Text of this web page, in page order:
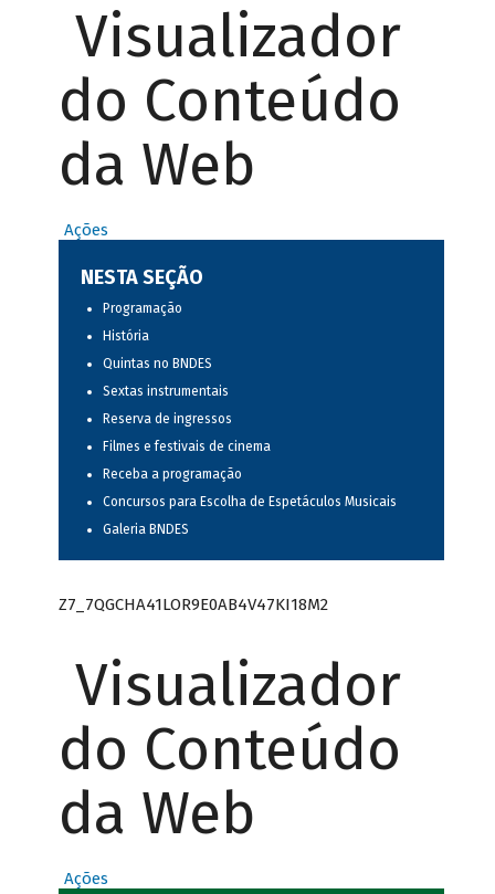
Visualizador
do Conteúdo
da Web
Ações
NESTA SEÇÃO
Programação
História
Quintas no BNDES
Sextas instrumentais
Reserva de ingressos
Filmes e festivais de cinema
Receba a programação
Concursos para Escolha de Espetáculos Musicais
Galeria BNDES
Z7_7QGCHA41LOR9E0AB4V47KI18M2
Visualizador
do Conteúdo
da Web
Ações